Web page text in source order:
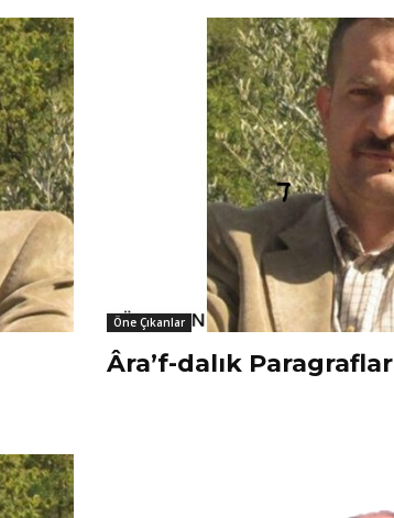
Öne Çıkanlar
Âra’f-dalık Paragraflar